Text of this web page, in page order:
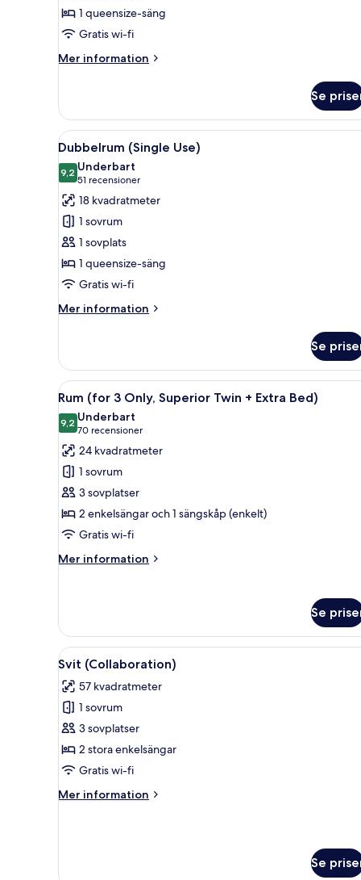
1 queensize-säng
Gratis wi-fi
Mer information
Mer
dubbelrum
Se
Öppna
alla
foton
för
Dubbelrum
(Single
Use)
Ett hotellrum med en säng,
7
Dubbelrum (Single Use)
9,29,2 av 10
Underbart
51 recensioner
(51 recensioner)
18 kvadratmeter
1 sovrum
1 sovplats
1 queensize-säng
Gratis wi-fi
Mer information
Mer
(Single
Use)
Se
Öppna
alla
foton
för
Rum
(for
3
Only,
Superior
Twin
Ett hotellrum med två
8
Rum (for 3 Only, Superior Twin + Extra Bed)
9,29,2 av 10
Underbart
70 recensioner
(70 recensioner)
24 kvadratmeter
1 sovrum
3 sovplatser
2 enkelsängar och 1 sängskåp (enkelt)
Gratis wi-fi
Mer information
Mer
3
Only,
Superior
+
Extra
Bed)
Se
Öppna
alla
foton
för
Svit
(Collaboration)
Ett hotellrum med två
8
Svit (Collaboration)
57 kvadratmeter
1 sovrum
3 sovplatser
2 stora enkelsängar
Gratis wi-fi
Mer information
Mer
Se